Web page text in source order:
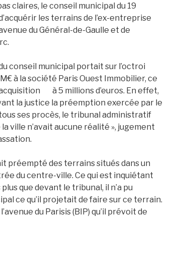
claires, le conseil municipal du 19
les terrains de l’ex-entreprise
du Général-de-Gaulle et de
conseil municipal portait sur l’octroi
à la société Paris Ouest Immobilier, ce
à 5 millions d’euros. En effet,
la justice la préemption exercée par le
ses procès, le tribunal administratif
ville n’avait aucune réalité », jugement
préempté des terrains situés dans un
du centre-ville. Ce qui est inquiétant
que devant le tribunal, il n’a pu
ce qu’il projetait de faire sur ce terrain.
du Parisis (BIP) qu’il prévoit de